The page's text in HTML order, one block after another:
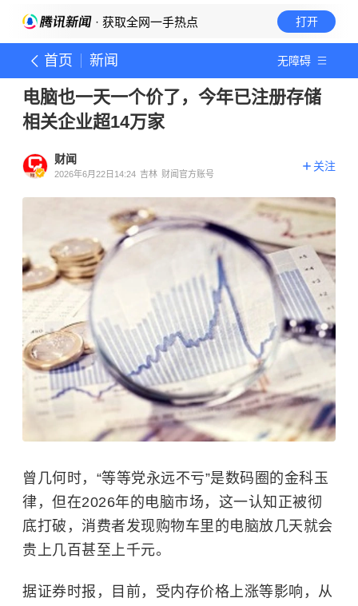
· 获取全网一手热点 打开
首页 新闻 无障碍
电脑也一天一个价了，今年已注册存储
相关企业超14万家
财闻
2026年6月22日14:24 吉林 财闻官方账号
关注
曾几何时，“等等党永远不亏”是数码圈的金科玉
律，但在2026年的电脑市场，这一认知正被彻
底打破，消费者发现购物车里的电脑放几天就会
贵上几百甚至上千元。
据证券时报，目前，受内存价格上涨等影响，从